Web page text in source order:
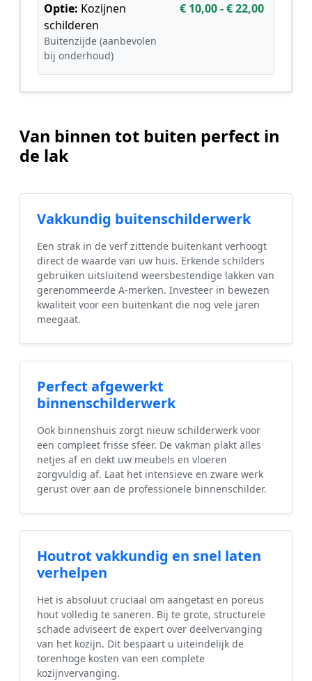
Optie: Kozijnen
schilderen
Buitenzijde (aanbevolen
bij onderhoud)
€ 10,00 - € 22,00
Van binnen tot buiten perfect in
de lak
Vakkundig buitenschilderwerk
Een strak in de verf zittende buitenkant verhoogt
direct de waarde van uw huis. Erkende schilders
gebruiken uitsluitend weersbestendige lakken van
gerenommeerde A-merken. Investeer in bewezen
kwaliteit voor een buitenkant die nog vele jaren
meegaat.
Perfect afgewerkt
binnenschilderwerk
Ook binnenshuis zorgt nieuw schilderwerk voor
een compleet frisse sfeer. De vakman plakt alles
netjes af en dekt uw meubels en vloeren
zorgvuldig af. Laat het intensieve en zware werk
gerust over aan de professionele binnenschilder.
Houtrot vakkundig en snel laten
verhelpen
Het is absoluut cruciaal om aangetast en poreus
hout volledig te saneren. Bij te grote, structurele
schade adviseert de expert over deelvervanging
van het kozijn. Dit bespaart u uiteindelijk de
torenhoge kosten van een complete
kozijnvervanging.